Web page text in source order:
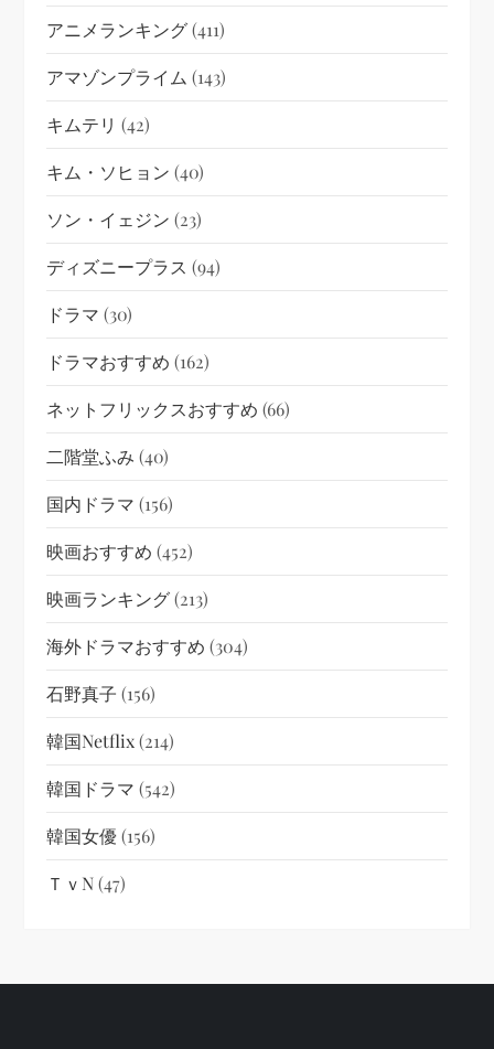
アニメランキング(411)
アマゾンプライム (143)
キムテリ (42)
キム・ソヒョン (40)
ソン・イェジン (23)
ディズニープラス (94)
ドラマ (30)
ドラマおすすめ (162)
ネットフリックスおすすめ (66)
二階堂ふみ (40)
国内ドラマ (156)
映画おすすめ (452)
映画ランキング(213)
海外ドラマおすすめ (304)
石野真子 (156)
韓国netflix(214)
韓国ドラマ (542)
韓国女優(156)
ＴｖN(47)